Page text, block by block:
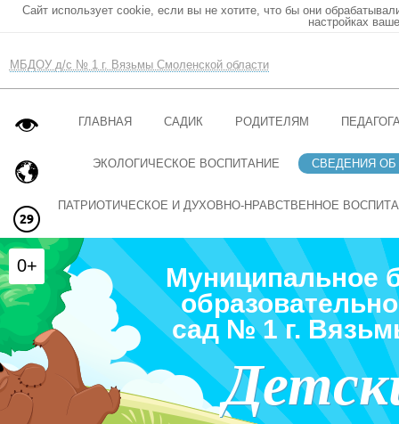
Сайт использует cookie, если вы не хотите, что бы они
настройках
МБДОУ д/с № 1 г. Вязьмы Смоленской области
ГЛАВНАЯ САДИК РОДИТЕЛЯМ
ЭКОЛОГИЧЕСКОЕ ВОСПИТАНИЕ СВЕДЕНИЯ ОБ
ПАТРИОТИЧЕСКОЕ И ДУХОВНО-НРАВСТВЕННОЕ
Муниципальное
сад № 1 г.
0+